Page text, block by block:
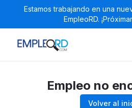
Estamos trabajando en una
EmpleoRD.
Empleo no
Volver al